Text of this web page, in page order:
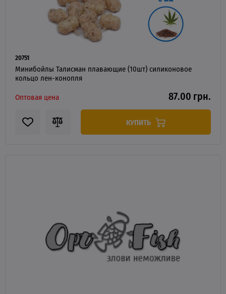
20751
Минибойлы Талисман плавающие (10шт) силиконовое
кольцо лен-конопля
Оптовая цена
87.00 грн.
КУПИТЬ